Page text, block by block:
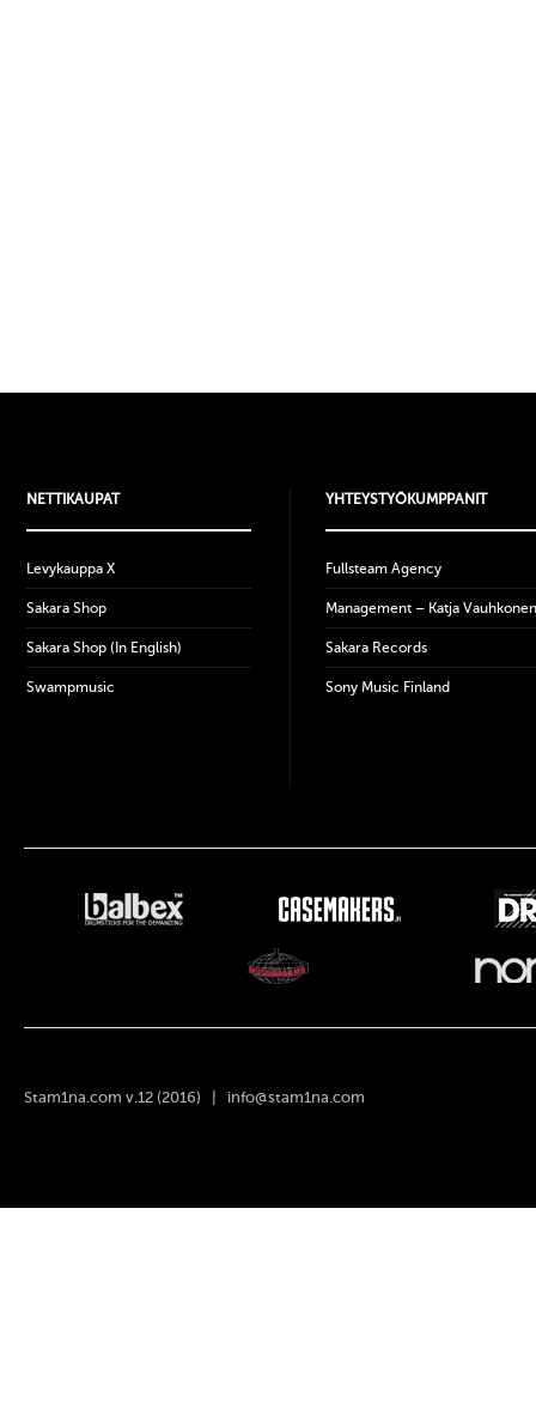
NETTIKAUPAT
Levykauppa X
Sakara Shop
Sakara Shop (In English)
Swampmusic
YHTEYSTYÖKUMPPANIT
Fullsteam Agency
Management – Katja Vauhkonen
Sakara Records
Sony Music Finland
Stam1na.com v.12 (2016) | info@stam1na.com